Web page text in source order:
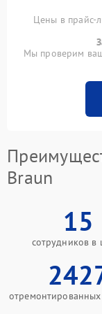
Цены в прайс-
Мы проверим
Braun
15
сотрудников в
отремонтированных